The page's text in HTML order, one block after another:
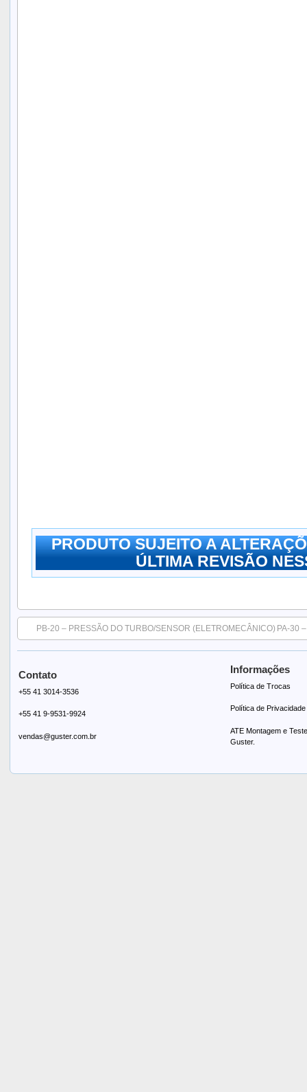
PRODUTO SUJEITO A
ÚLTIMA REVISÃO
PB-20 – PRESSÃO DO TURBO/SENSOR (ELETROMECÂNICO) PA-30
Contato
+55 41 3014-3536
+55 41 9-9531-9924
vendas@guster.com.br
Informações
Política de Trocas
Política de Privacidade
ATE Montagem e
Guster.